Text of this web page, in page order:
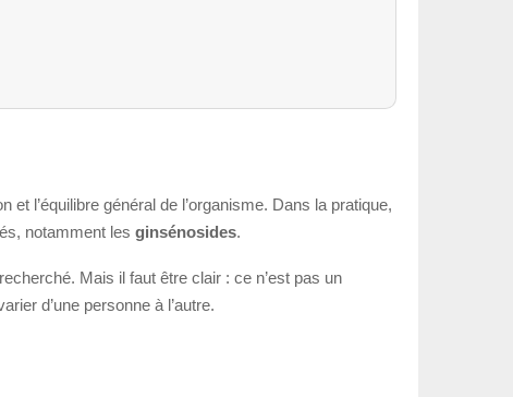
l’équilibre général de l’organisme. Dans la pratique,
notamment les ginsénosides.
Mais il faut être clair : ce n’est pas un
d’une personne à l’autre.